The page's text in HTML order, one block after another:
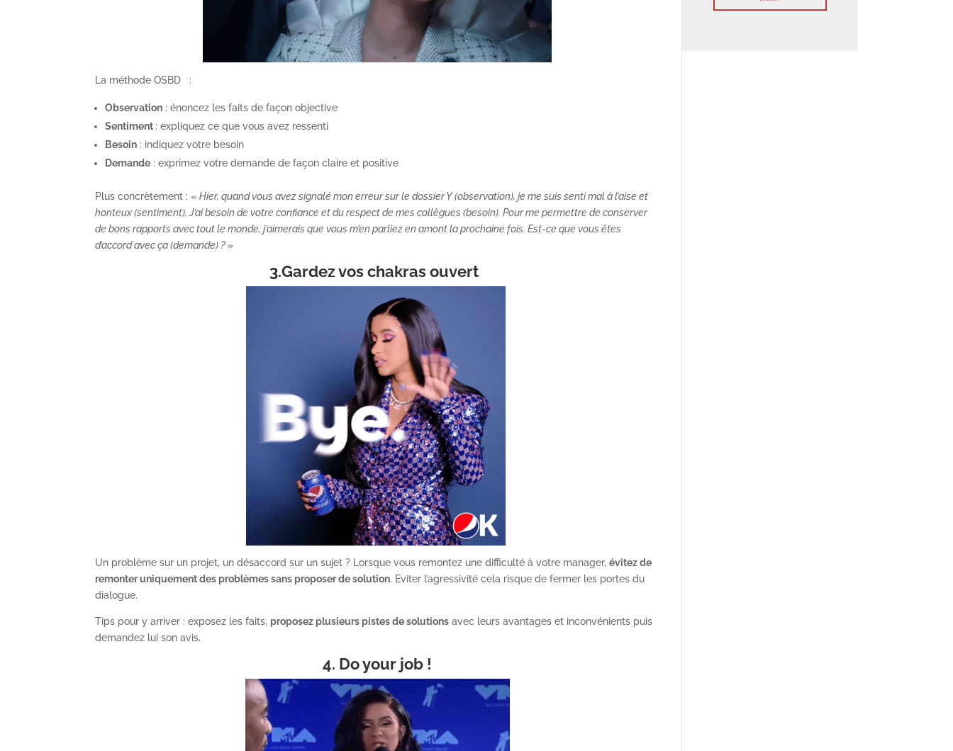
La méthode OSBD :
Observation : énoncez les faits de façon objective
Sentiment : expliquez ce que vous avez ressenti
Besoin : indiquez votre besoin
Demande : exprimez votre demande de façon claire et positive
Plus concrètement : «Hier, quand vous avez signalé mon erreur sur le dossier Y (observation), je me suis senti mal à l’aise et
honteux (sentiment). J’ai besoin de votre confiance et du respect de mes collègues (besoin). Pour me permettre de conserver
de bons rapports avec tout le monde, j’aimerais que vous m’en parliez en amont la prochaine fois. Est-ce que vous êtes
d’accord avec ça (demande) ?»
3.Gardez vos chakras ouvert
Un problème sur un projet, un désaccord sur un sujet ? Lorsque vous remontez une difficulté à votre manager,évitez de
remonter uniquement des problèmes sans proposer de solution. Eviter l’agressivité cela risque de fermer les portes du
dialogue.
Tips pour y arriver : exposez les faits, proposez plusieurs pistes de solutions avec leurs avantages et inconvénients puis
demandez lui son avis.
4. Do your job !